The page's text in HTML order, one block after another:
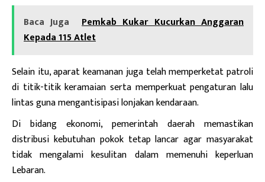
Baca Juga
Pemkab Kukar Kucurkan Anggaran
Kepada 115 Atlet
Selain itu, aparat keamanan juga telah memperketat patroli
di titik-titik keramaian serta memperkuat pengaturan lalu
lintas guna mengantisipasi lonjakan kendaraan.
Di bidang ekonomi, pemerintah daerah memastikan
distribusi kebutuhan pokok tetap lancar agar masyarakat
tidak mengalami kesulitan dalam memenuhi keperluan
Lebaran.